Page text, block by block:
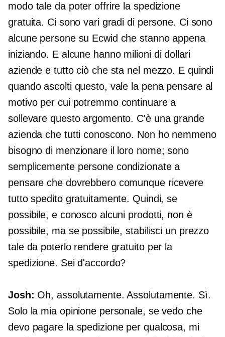
modo tale da poter offrire la spedizione
gratuita. Ci sono vari gradi di persone. Ci sono
alcune persone su Ecwid che stanno appena
iniziando. E alcune hanno milioni di dollari
aziende e tutto ciò che sta nel mezzo. E quindi
quando ascolti questo, vale la pena pensare al
motivo per cui potremmo continuare a
sollevare questo argomento. C'è una grande
azienda che tutti conoscono. Non ho nemmeno
bisogno di menzionare il loro nome; sono
semplicemente persone condizionate a
pensare che dovrebbero comunque ricevere
tutto spedito gratuitamente. Quindi, se
possibile, e conosco alcuni prodotti, non è
possibile, ma se possibile, stabilisci un prezzo
tale da poterlo rendere gratuito per la
spedizione. Sei d'accordo?
Josh: Oh, assolutamente. Assolutamente. Sì.
Solo la mia opinione personale, se vedo che
devo pagare la spedizione per qualcosa, mi